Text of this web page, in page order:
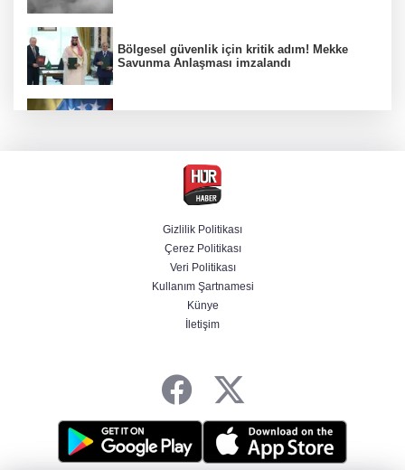
Bölgesel güvenlik için kritik adım! Mekke
Savunma Anlaşması imzalandı
Trump imzaladı! Doğumla vatandaşlığa
kısıtlamalar genişletildi
BM'nin teklifine Türk tarafından kabul,
Rumlardan ret
Ankara'da "değnekçilik" operasyonu: 10
Gizlilik Politikası
Çerez Politikası
Veri Politikası
Kullanım Şartnamesi
Künye
İletişim